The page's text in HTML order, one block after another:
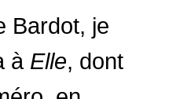
Bardot, je
à Elle, dont